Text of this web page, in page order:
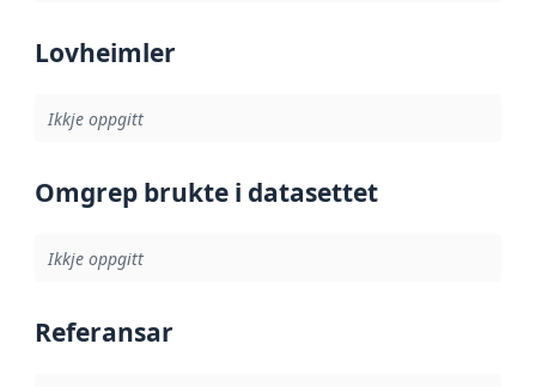
Lovheimler
Ikkje oppgitt
Omgrep brukte i datasettet
Ikkje oppgitt
Referansar